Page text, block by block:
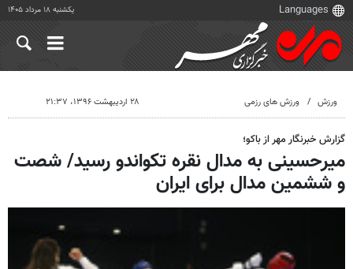
یکشنبه ۱۸ مرداد ۱۴۰۵
ورزش ورزش های رزمی ۲۸ اردیبهشت ۱۳۹۶، ۲۱:۳۷
گزارش خبرنگار مهر از باکو؛
میرحسینی به مدال نقره تکواندو رسید/ شصت
و ششمین مدال برای ایران